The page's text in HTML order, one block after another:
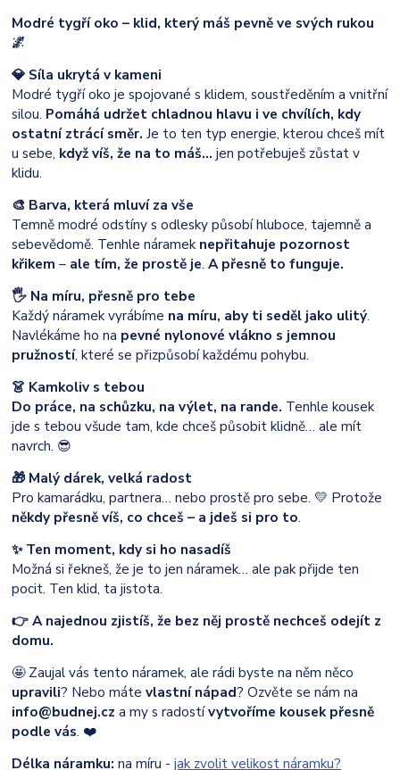
Modré tygří oko – klid, který máš pevně ve svých rukou
🌌
💎 Síla ukrytá v kameni
Modré tygří oko je spojované s klidem, soustředěním a vnitřní
silou. Pomáhá udržet chladnou hlavu i ve chvílích, kdy
ostatní ztrácí směr. Je to ten typ energie, kterou chceš mít
u sebe, když víš, že na to máš… jen potřebuješ zůstat v
klidu.
🎨 Barva, která mluví za vše
Temně modré odstíny s odlesky působí hluboce, tajemně a
sebevědomě. Tenhle náramek nepřitahuje pozornost
křikem– ale tím, že prostě je.A přesně to funguje.
🖐️ Na míru, přesně pro tebe
Každý náramek vyrábíme na míru, aby ti seděl jako ulitý.
Navlékáme ho na pevné nylonové vlákno s jemnou
pružností, které se přizpůsobí každému pohybu.
👗 Kamkoliv s tebou
Do práce, na schůzku, na výlet, na rande. Tenhle kousek
jde s tebou všude tam, kde chceš působit klidně… ale mít
navrch. 😎
🎁 Malý dárek, velká radost
Pro kamarádku, partnera… nebo prostě pro sebe. 💛 Protože
někdy přesně víš, co chceš – a jdeš si pro to.
✨ Ten moment, kdy si ho nasadíš
Možná si řekneš, že je to jen náramek… ale pak přijde ten
pocit. Ten klid, ta jistota.
👉 A najednou zjistíš, že bez něj prostě nechceš odejít z
domu.
🤩 Zaujal vás tento náramek, ale rádi byste na něm něco
upravili? Nebo mátevlastní nápad?Ozvěte se nám na
info@budnej.cza my s radostívytvoříme kousek přesně
podle vás. ❤️
Délka náramku:na míru -jak zvolit velikost náramku?